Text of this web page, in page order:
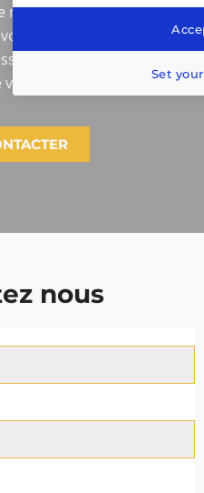
marque et même vous
correspond. Ainsi,
pour l’entretien
montre Fortis.
nous
Set